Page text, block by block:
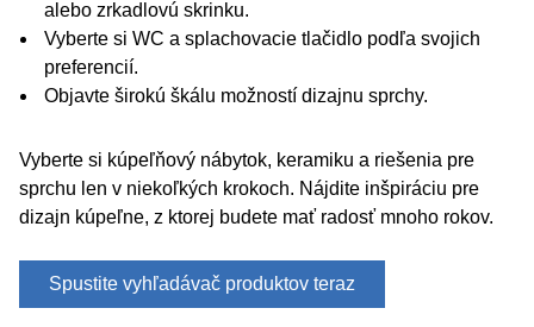
alebo zrkadlovú skrinku.
Vyberte si WC a splachovacie tlačidlo podľa svojich
preferencií.
Objavte širokú škálu možností dizajnu sprchy.
Vyberte si kúpeľňový nábytok, keramiku a riešenia pre
sprchu len v niekoľkých krokoch. Nájdite inšpiráciu pre
dizajn kúpeľne, z ktorej budete mať radosť mnoho rokov.
Spustite vyhľadávač produktov teraz